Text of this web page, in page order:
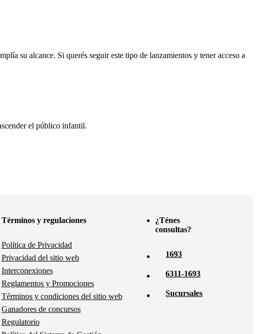
su alcance. Si querés seguir este tipo de lanzamientos y tener acceso a
el público infantil.
Términos y regulaciones
Política de Privacidad
Privacidad del sitio web
Interconexiones
Reglamentos y Promociones
Términos y condiciones del sitio web
Ganadores de concursos
Regulatorio
¿Ténes
consultas?
1693
6311-1693
Sucursales